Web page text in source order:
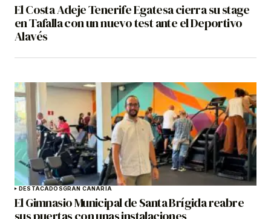
El Costa Adeje Tenerife Egatesa cierra su stage
en Tafalla con un nuevo test ante el Deportivo
Alavés
DESTACADOSGRAN CANARIA
El Gimnasio Municipal de Santa Brígida reabre